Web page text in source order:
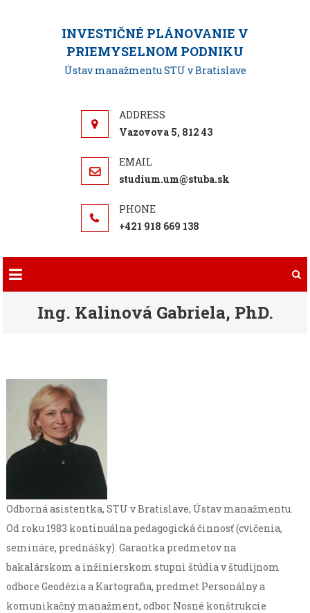
INVESTIČNÉ PLÁNOVANIE V
PRIEMYSELNOM PODNIKU
Ústav manažmentu STU v Bratislave
Vazovova 5, 812 43
studium.um@stuba.sk
+421 918 669 138
Ing. Kalinová Gabriela, PhD.
Odborná asistentka, STU v Bratislave, Ústav manažmentu.
Od roku 1983 kontinuálna pedagogická činnosť (cvičenia,
semináre, prednášky). Garantka predmetov na
bakalárskom a inžinierskom stupni štúdia v študijnom
odbore Geodézia a Kartografia, predmet Personálny a
komunikačný manažment, odbor Nosné konštrukcie